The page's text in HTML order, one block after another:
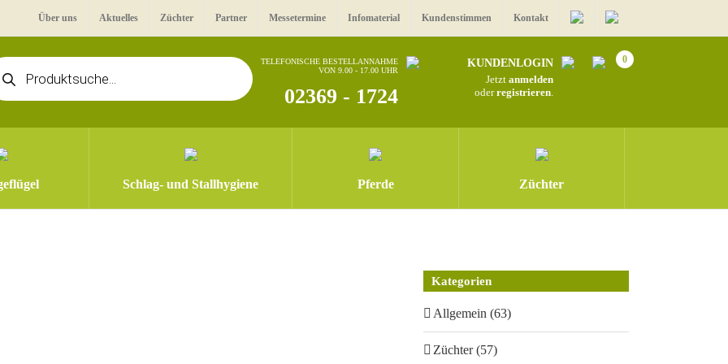
Über uns Aktuelles Züchter Partner Messetermine Infomaterial Kundenstimmen Kontakt
TELEFONISCHE BESTELLANNAHME
VON 9.00 - 17.00 UHR
02369 - 1724
KUNDENLOGIN
Jetzt anmelden
oderregistrieren.
0
Schlag- und Stallhygiene Pferde Züchter
Kategorien
Allgemein (63)
Züchter (57)